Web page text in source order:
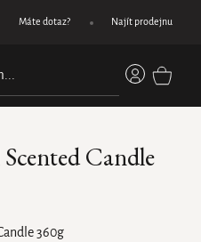
Máte dotaz? Najít prodejnu
Candle
360g